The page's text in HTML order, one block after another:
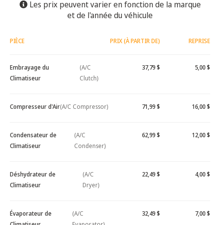
Les prix peuvent varier en fonction de la marque
et de l'année du véhicule
PIÈCE PRIX (À PARTIR DE) REPRISE
Embrayage du
Climatiseur
(A/C
Clutch)
37,79 $ 5,00 $
Compresseur d'Air(A/C Compressor) 71,99 $ 16,00 $
Condensateur de
Climatiseur
(A/C
Condenser)
62,99 $ 12,00 $
Déshydrateur de
Climatiseur
(A/C
Dryer)
22,49 $ 4,00 $
Évaporateur de
(A/C
32,49 $ 7,00 $